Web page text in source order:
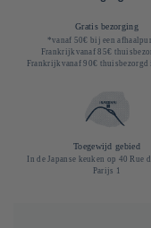
Gratis bezorging
*vanaf 50€ bij een
Frankrijkvanaf 85€
Frankrijkvanaf 90€ thuisbezorgd
Toegewijd gebied
In de Japanse keuken op 40 Rue
Parijs 1